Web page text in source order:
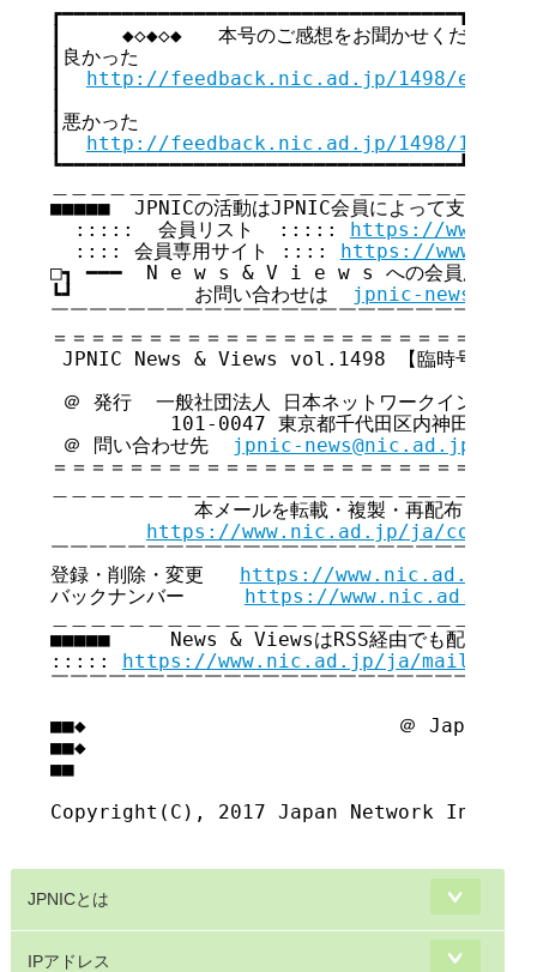
┏━━━━━━━━━━━━━━━━━━━━━━━━━━━━━━━━━┓
┃     ◆◇◆◇◆   本号のご感想をお聞かせくださ
┃良かった
http://feedback.nic.ad.jp/1498/
┃悪かった
http://feedback.nic.ad.jp/1498/
┗━━━━━━━━━━━━━━━━━━━━━━━━━━━━━━━━━┛
■■■■■  JPNICの活動はJPNIC会員によって支えら
  :::::  会員リスト  :::::
https://
  :::: 会員専用サイト ::::
https://
□┓ ━━━  N e w s & V i e w s への会員広告無料
┗┛          お問い合わせは
jpnic-
￣￣￣￣￣￣￣￣￣￣￣￣￣￣￣￣￣￣￣￣￣￣￣￣
＝＝＝＝＝＝＝＝＝＝＝＝＝＝＝＝＝＝＝＝＝＝＝＝
JPNIC News & Views vol.1498 【臨時号】
＠ 発行  一般社団法人 日本ネットワークインフォメ
101-0047 東京都千代田区内神田3-6-2
＠ 問い合わせ先
jpnic-news@nic.ad.jp
＝＝＝＝＝＝＝＝＝＝＝＝＝＝＝＝＝＝＝＝＝＝＝＝
本メールを転載・複製・再配布・引用
https://www.nic.ad.jp/ja/
￣￣￣￣￣￣￣￣￣￣￣￣￣￣￣￣￣￣￣￣￣￣￣￣
登録・削除・変更 https://www.nic.ad.jp/ja/
バックナンバー https://www.nic.ad.jp/ja/
■■■■■     News & ViewsはRSS経由でも配信し
::::: https://www.nic.ad.jp/ja/
￣￣￣￣￣￣￣￣￣￣￣￣￣￣￣￣￣￣￣￣￣￣￣￣
■■◆                          ＠ Japan
■■◆
■■
Copyright(C), 2017 Japan Network
JPNICとは
IPアドレス